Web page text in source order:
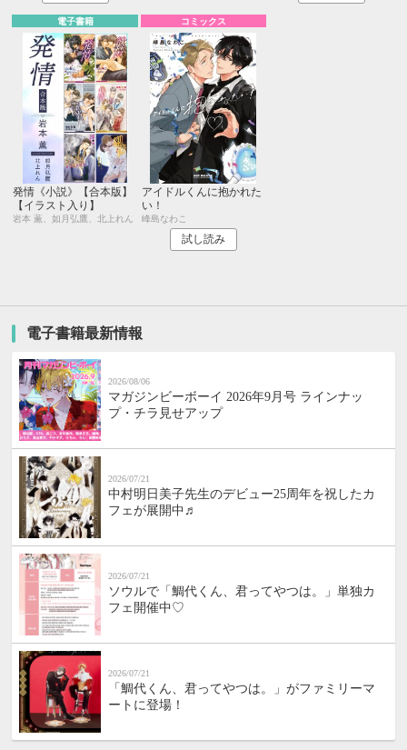
電子書籍
発情《小説》【合本版】
【イラスト入り】
岩本 薫、如月弘鷹、北上れん
コミックス
アイドルくんに抱かれた
い！
峰島なわこ
試し読み
電子書籍最新情報
2026/08/06
マガジンビーボーイ 2026年9月号 ラインナッ
プ・チラ見せアップ
2026/07/21
中村明日美子先生のデビュー25周年を祝したカ
フェが展開中♬
2026/07/21
ソウルで「鯛代くん、君ってやつは。」単独カ
フェ開催中♡
2026/07/21
「鯛代くん、君ってやつは。」がファミリーマ
ートに登場！